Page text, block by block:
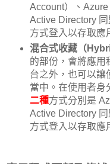
Account）、
Active Directory
方式登入以存取應
混合式收藏（
的部份，會將應用
台之外，也可以讓
當中。在使用者身
二種方式分別是
Active Directory
方式登入以存取應